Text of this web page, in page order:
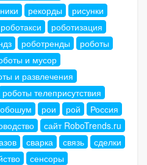
рекорды
рисунки
роботакси
роботизация
роботренды
роботы
и мусор
и развлечения
роботы телеприсутствия
рои рой
Россия
сайт RoboTrends.ru
сварка связь
сделки
сенсоры